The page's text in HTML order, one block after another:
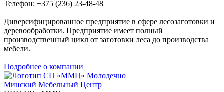
Телефон: +375 (236) 23-48-48
Диверсифицированное предприятие в сфере лесозаготовки и
деревообработки. Предприятие имеет полный
производственный цикл от заготовки леса до производства
мебели.
Подробнее о компании
Молодечно
Минский Мебельный Центр